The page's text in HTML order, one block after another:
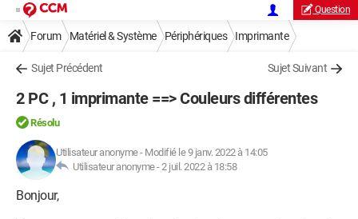
Question
Forum Matériel & Système Périphériques Imprimante
Sujet Précédent Sujet Suivant
2 PC , 1 imprimante ==> Couleurs différentes
Résolu
Utilisateur anonyme- Modifié le 9 janv. 2022 à 14:05
Utilisateur anonyme -2 juil. 2022 à 18:58
Bonjour,